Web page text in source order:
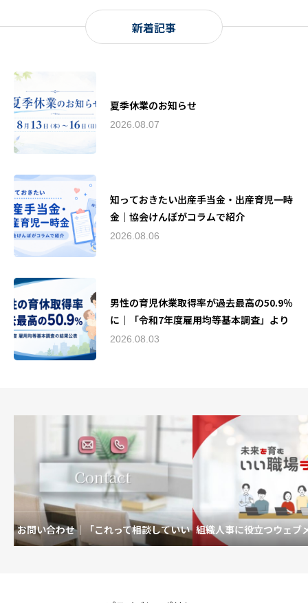
新着記事
夏季休業のお知らせ
2026.08.07
知っておきたい出産手当金・出産育児一時
金｜協会けんぽがコラムで紹介
2026.08.06
男性の育児休業取得率が過去最高の50.9％
に｜「令和7年度雇用均等基本調査」より
2026.08.03
お問い合わせ｜「これって相談していい 組織人事に役立つウェブ